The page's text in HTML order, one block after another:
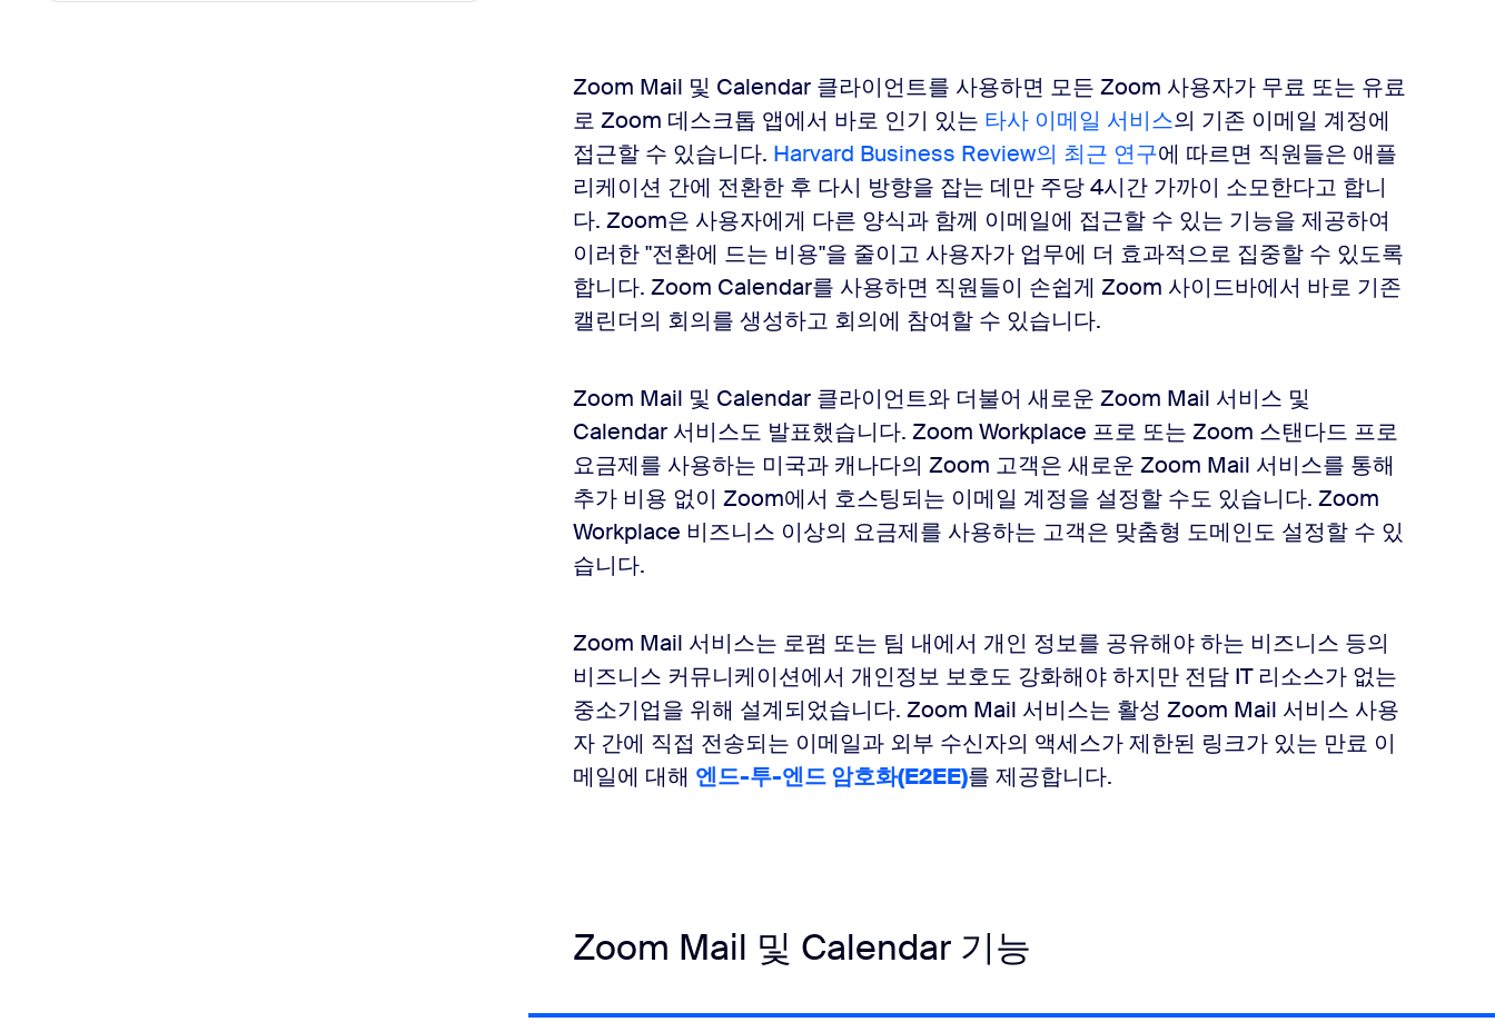
Zoom Mail 및 Calendar 클라이언트를 사용하면 모든 Zoom 사용자가 무료 또는 유료
로 Zoom 데스크톱 앱에서 바로 인기 있는 타사 이메일 서비스의 기존 이메일 계정에
접근할 수 있습니다. Harvard Business Review의 최근 연구에 따르면 직원들은 애플
리케이션 간에 전환한 후 다시 방향을 잡는 데만 주당 4시간 가까이 소모한다고 합니
다. Zoom은 사용자에게 다른 양식과 함께 이메일에 접근할 수 있는 기능을 제공하여
이러한 "전환에 드는 비용"을 줄이고 사용자가 업무에 더 효과적으로 집중할 수 있도록
합니다. Zoom Calendar를 사용하면 직원들이 손쉽게 Zoom 사이드바에서 바로 기존
캘린더의 회의를 생성하고 회의에 참여할 수 있습니다.
Zoom Mail 및 Calendar 클라이언트와 더불어 새로운 Zoom Mail 서비스 및
Calendar 서비스도 발표했습니다. Zoom Workplace 프로 또는 Zoom 스탠다드 프로
요금제를 사용하는 미국과 캐나다의 Zoom 고객은 새로운 Zoom Mail 서비스를 통해
추가 비용 없이 Zoom에서 호스팅되는 이메일 계정을 설정할 수도 있습니다. Zoom
Workplace 비즈니스 이상의 요금제를 사용하는 고객은 맞춤형 도메인도 설정할 수 있
습니다.
Zoom Mail 서비스는 로펌 또는 팀 내에서 개인 정보를 공유해야 하는 비즈니스 등의
비즈니스 커뮤니케이션에서 개인정보 보호도 강화해야 하지만 전담 IT 리소스가 없는
중소기업을 위해 설계되었습니다. Zoom Mail 서비스는 활성 Zoom Mail 서비스 사용
자 간에 직접 전송되는 이메일과 외부 수신자의 액세스가 제한된 링크가 있는 만료 이
메일에 대해 엔드-투-엔드 암호화(E2EE)를 제공합니다.
Zoom Mail 및 Calendar 기능